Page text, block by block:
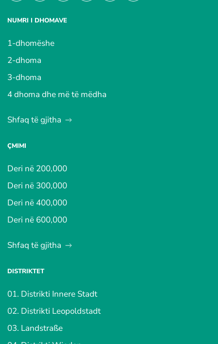
NUMRI I DHOMAVE
1-dhomëshe
2-dhoma
3-dhoma
4 dhoma dhe më të mëdha
Shfaq të gjitha
ÇMIMI
Deri në 200,000
Deri në 300,000
Deri në 400,000
Deri në 600,000
Shfaq të gjitha
DISTRIKTET
01. Distrikti Innere Stadt
02. Distrikti Leopoldstadt
03. Landstraße